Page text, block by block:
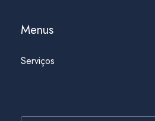
Menus
Serviços